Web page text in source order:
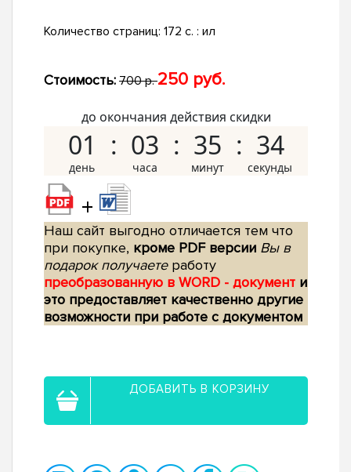
Количество страниц: 172 с. : ил
Стоимость: 700 р.250 руб.
до окончания действия скидки
01 03 35 33
+
Наш сайт выгодно отличается тем что
при покупке, кроме PDF версии Вы в
подарок получаетеработу
преобразованную в WORD - документ и
это предоставляет качественно другие
возможности при работе с документом
ДОБАВИТЬ В КОРЗИНУ